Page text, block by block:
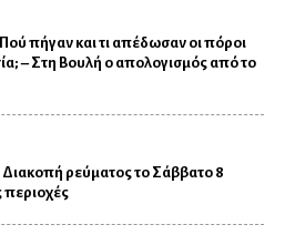
πήγαν και τι απέδωσαν οι πόροι
– Στη Βουλή ο απολογισμός από το
ρεύματος το Σάββατο 8